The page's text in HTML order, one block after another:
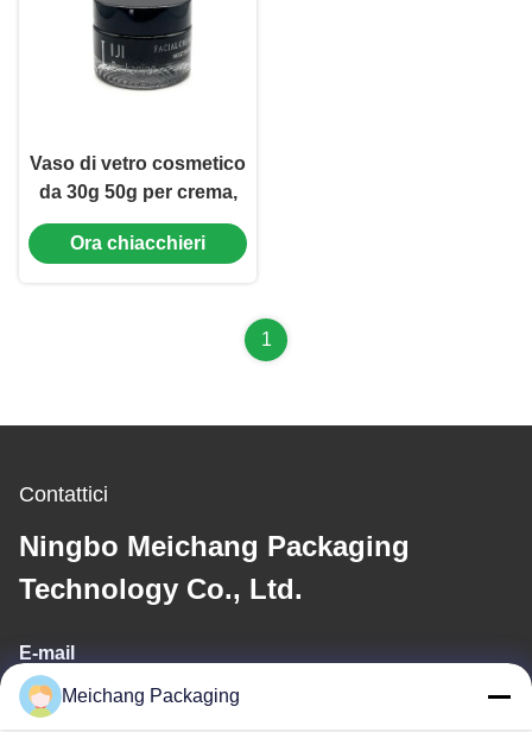
Vaso di vetro cosmetico
da 30g 50g per crema,
confezione per la cura
della pelle, design a
Ora chiacchieri
1
Contattici
Ningbo Meichang Packaging
Technology Co., Ltd.
E-mail
meichang1@mcpackaging.cn
Meichang Packaging